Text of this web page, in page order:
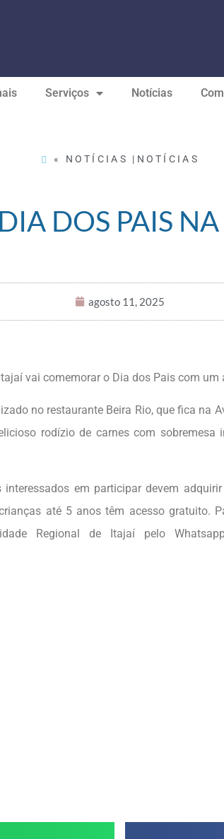
Serviços Notícias
« NOTÍCIAS | NOTÍCIAS
DOS PAIS
agosto 11, 2025
vai comemorar o Dia dos Pais com um
no restaurante Beira Rio, que fica na
rodízio de carnes com
interessados em participar devem
até 5 anos têm acesso gratuito.
Regional de Itajaí pelo